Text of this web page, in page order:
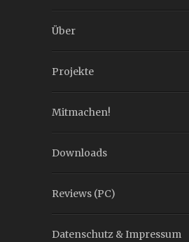
Über
Projekte
Mitmachen!
Downloads
Reviews (PC)
Datenschutz & Impressum